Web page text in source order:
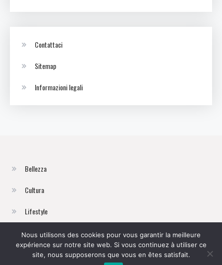
Contattaci
Sitemap
Informazioni legali
Bellezza
Cultura
Lifestyle
Moda
Viaggi
Nous utilisons des cookies pour vous garantir la meilleure
expérience sur notre site web. Si vous continuez à utiliser ce
site, nous supposerons que vous en êtes satisfait.